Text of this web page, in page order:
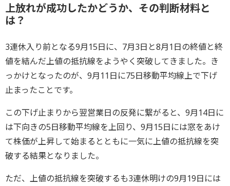
上放れが成功したかどうか、その判断材料と
は？
3連休入り前となる9月15日に、7月3日と8月1日の終値と終
値を結んだ上値の抵抗線をようやく突破してきました。き
っかけとなったのが、9月11日に75日移動平均線上で下げ
止まったことです。
この下げ止まりから翌営業日の反発に繋がると、9月14日に
は下向きの5日移動平均線を上回り、9月15日には窓をあけ
て株価が上昇して始まるとともに一気に上値の抵抗線を突
破する結果となりました。
ただ、上値の抵抗線を突破するも3連休明けの9月19日には